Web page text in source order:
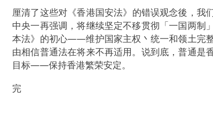
厘清了这些对《香港国安法》的错误观念後，
中央一再强调，将继续坚定不移贯彻「一国两制
本法》的初心——维护国家主权丶统一和领土完
由相信普通法在将来不再适用。说到底，普通是
目标——保持香港繁荣安定。
完